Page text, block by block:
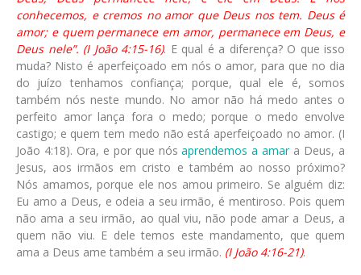
conhecemos, e cremos no amor que Deus nos tem. Deus é
amor; e quem permanece em amor, permanece em Deus, e
Deus nele”. (I João 4:15-16). E qual é a diferença? O que isso
muda? Nisto é aperfeiçoado em nós o amor, para que no dia
do juízo tenhamos confiança; porque, qual ele é, somos
também nós neste mundo. No amor não há medo antes o
perfeito amor lança fora o medo; porque o medo envolve
castigo; e quem tem medo não está aperfeiçoado no amor. (I
João 4:18). Ora, e por que nósaprendemos a amara Deus, a
Jesus, aos irmãos em cristo e também ao nosso próximo?
Nós amamos, porque ele nos amou primeiro. Se alguém diz:
Eu amo a Deus, e odeia a seu irmão, é mentiroso. Pois quem
não ama a seu irmão, ao qual viu, não pode amar a Deus, a
quem não viu. E dele temos este mandamento, que quem
ama a Deus ame também a seu irmão. (I João 4:16-21).